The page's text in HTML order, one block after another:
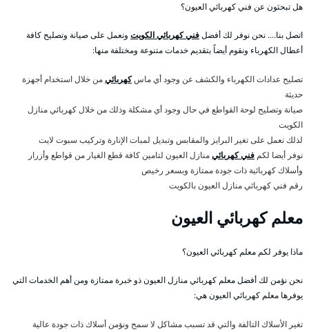
هل تبحثون عن فني كهربائي العيون؟
اتصل بنا…. نحن نوفر لك أفضلفني كهربائي الكويت ونعمل على صيانة وتصليح كافة
أعطال الكهرباء ونقوم أيضاً بتقديم خدمات متنوعة ومختلفة منها:
تصليح عدادات الكهرباء والكشف عن وجود أي ماسكهربائيمن خلال استخدام أجهزة
حديثة
صيانة وتصليح لوحة القواطع في حال وجود أي مشكلة وذلك من خلال كهربائي منازل
الكويت
لذلك نعمل على تغير البرايز والمقابس وتبديل لمبات الإنارة وتركيب سبوت لايت
نوفر أيضا لكم فني كهربائيمنازل العيون لتامين كافة قطع الغيار من قواطع وأزرار
وأسلاك كهربائية ذات جودة ممتازة وبسعر رخيص
رقم فني كهربائي منازل العيون بالكويت
معلم كهربائي العيون
ماذا يوفر لكم معلم كهربائي العيون؟
نحن نؤمن لك أفضل معلم كهربائي منازل العيون ذو خبرة ممتازة ومن أهم الخدمات التي
يوفرها معلم كهربائي العيون هي:
تغير الأسلاك التالفة والتي قد تسبب مشاكل لا سمح ونؤمن أسلاك ذات جودة عالية